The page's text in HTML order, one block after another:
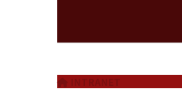
INTRANET